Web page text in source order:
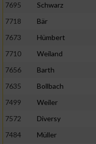
7695
Schwarz
7718
Bär
7673
Hümbert
7710
Weiland
7656
Barth
7635
Bollbach
7499
Weiler
7572
Diversy
7484
Müller